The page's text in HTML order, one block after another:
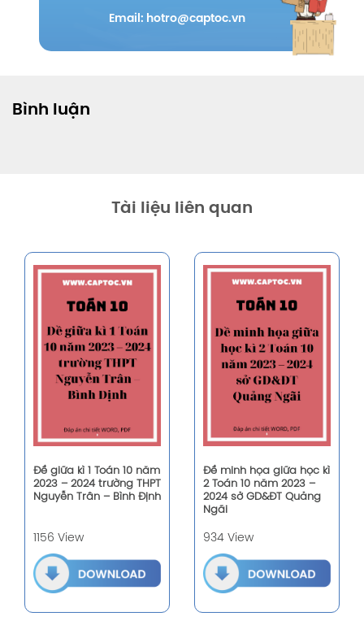
Email: hotro@captoc.vn
Bình luận
Tài liệu liên quan
Đề giữa kì 1 Toán 10 năm
2023 – 2024 trường THPT
Nguyễn Trân – Bình Định
1156 View
Đề minh họa giữa học kì
2 Toán 10 năm 2023 –
2024 sở GD&ĐT Quảng
Ngãi
934 View